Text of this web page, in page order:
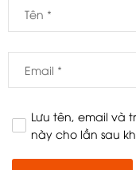
Lưu tên, email và
này cho lần sau